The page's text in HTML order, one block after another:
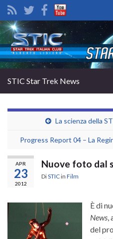
Search for:
STIC Star Trek News
La scienza della
Progress Report 04 – La
APR
23
2012
Nuove foto dal
DiSTICin Film
È di
News
del